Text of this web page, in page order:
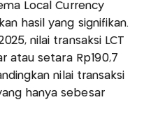
Local Currency
hasil yang signifikan.
nilai transaksi LCT
atau setara Rp190,7
nilai transaksi
hanya sebesar